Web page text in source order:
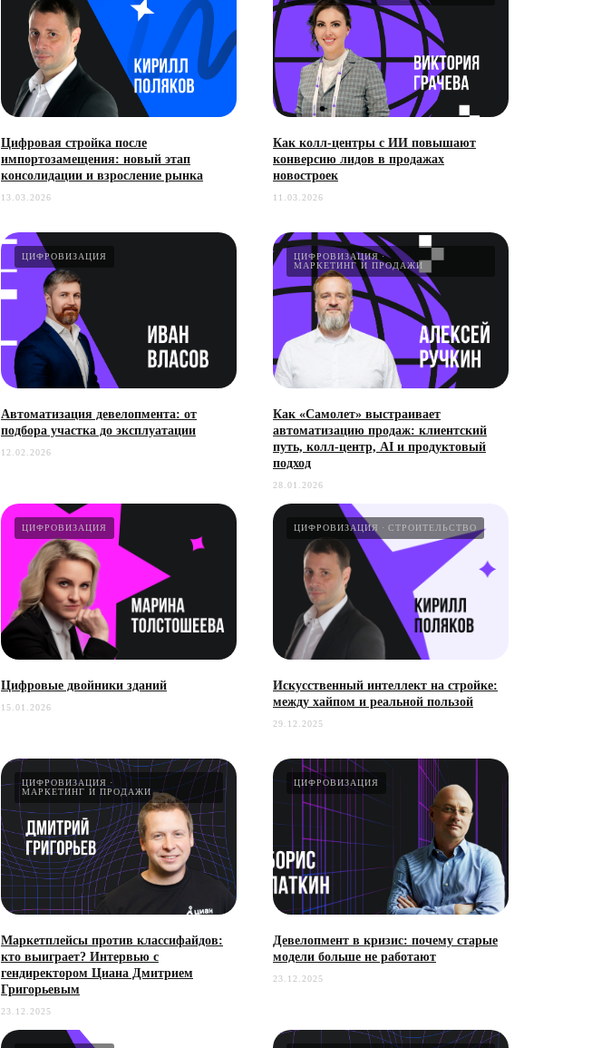
Цифровая стройка после
импортозамещения: новый этап
консолидации и взросление рынка
13.03.2026
Как колл-центры с ИИ повышают
конверсию лидов в продажах
новостроек
11.03.2026
ЦИФРОВИЗАЦИЯ
Автоматизация девелопмента: от
подбора участка до эксплуатации
12.02.2026
ЦИФРОВИЗАЦИЯ
МАРКЕТИНГ И ПРОДАЖИ
Как «Самолет» выстраивает
автоматизацию продаж: клиентский
путь, колл-центр, AI и продуктовый
подход
28.01.2026
ЦИФРОВИЗАЦИЯ
Цифровые двойники зданий
15.01.2026
ЦИФРОВИЗАЦИЯ СТРОИТЕЛЬСТВО
Искусственный интеллект на стройке:
между хайпом и реальной пользой
29.12.2025
ЦИФРОВИЗАЦИЯ
МАРКЕТИНГ И ПРОДАЖИ
Маркетплейсы против классифайдов:
кто выиграет? Интервью с
гендиректором Циана Дмитрием
Григорьевым
23.12.2025
ЦИФРОВИЗАЦИЯ
Девелопмент в кризис: почему старые
модели больше не работают
23.12.2025